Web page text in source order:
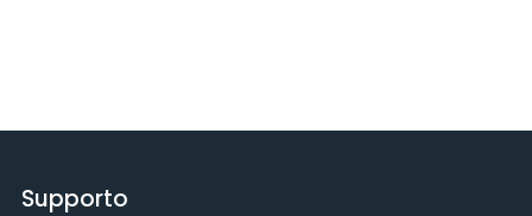
Supporto